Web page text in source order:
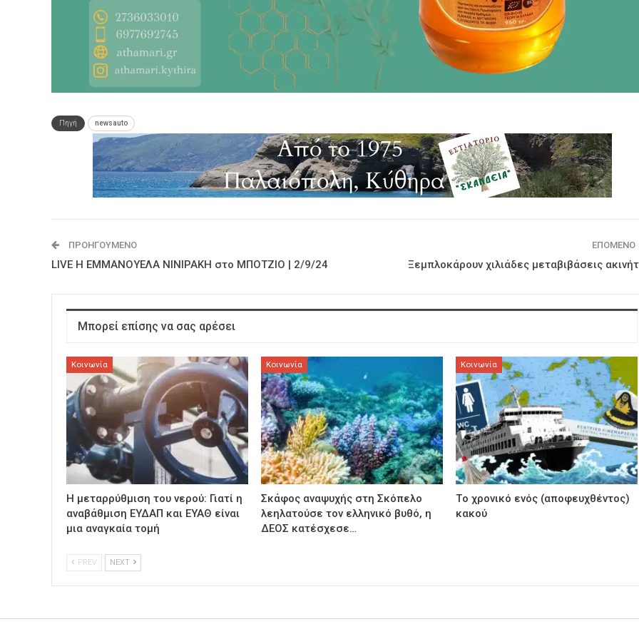
Πηγή newsauto
ΠΡΟΗΓΟΎΜΕΝΟ
LIVE Η ΕΜΜΑΝΟΥΕΛΑ ΝΙΝΙΡΑΚΗ στο ΜΠΟΤΖΙΟ | 2/9/24
ΕΠΌΜΕΝΟ
Ξεμπλοκάρουν χιλιάδες μεταβιβάσεις
Μπορεί επίσης να σας αρέσει
Κοινωνία
Η μεταρρύθμιση του νερού: Γιατί η
αναβάθμιση ΕΥΔΑΠ και ΕΥΑΘ είναι
μια αναγκαία τομή
Κοινωνία
Σκάφος αναψυχής στη Σκόπελο
λεηλατούσε τον ελληνικό βυθό, η
ΔΕΟΣ κατέσχεσε…
Κοινωνία
Τo χρονικό ενός (αποφευχθέντος)
κακού
PREV NEXT